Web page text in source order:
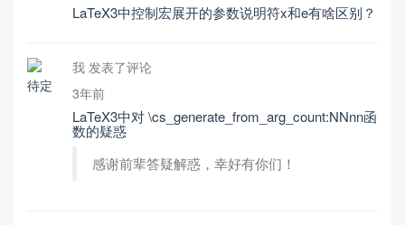
LaTeX3中控制宏展开的参数说明符x和e有啥区别？
我 发表了评论
3年前
LaTeX3中对 \cs_generate_from_arg_count:NNnn函
数的疑惑
感谢前辈答疑解惑，幸好有你们！